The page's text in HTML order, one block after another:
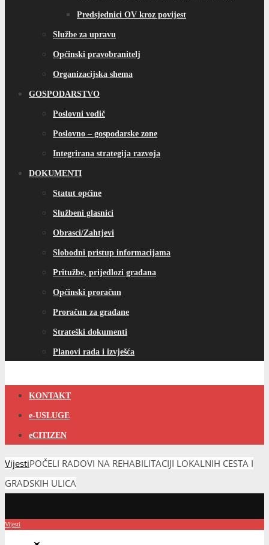
Predsjednici OV kroz povijest
Službe za upravu
Općinski pravobranitelj
Organizacijska shema
GOSPODARSTVO
Poslovni vodič
Poslovno – gospodarske zone
Integrirana strategija razvoja
DOKUMENTI
Statut općine
Službeni glasnici
Obrasci/Zahtjevi
Slobodni pristup informacijama
Pritužbe, prijedlozi građana
Općinski proračun
Proračun za građane
Strateški dokumenti
Planovi rada i izvješća
KONTAKT
e-USLUGE
eCITIZEN
VijestiPOČELI RADOVI NA REHABILITACIJI LOKALNIH CESTA I
GRADSKIH ULICA
Vijesti